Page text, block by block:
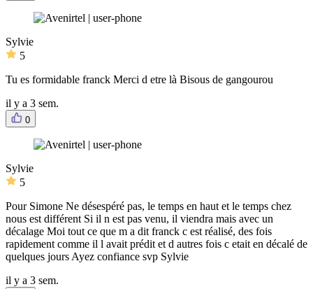
Sylvie
5
Tu es formidable franck Merci d etre là Bisous de gangourou
il y a 3 sem.
0
Sylvie
5
Pour Simone Ne désespéré pas, le temps en haut et le temps chez
nous est différent Si il n est pas venu, il viendra mais avec un
décalage Moi tout ce que m a dit franck c est réalisé, des fois
rapidement comme il l avait prédit et d autres fois c etait en décalé de
quelques jours Ayez confiance svp Sylvie
il y a 3 sem.